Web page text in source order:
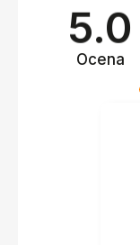
5.0
Ocena